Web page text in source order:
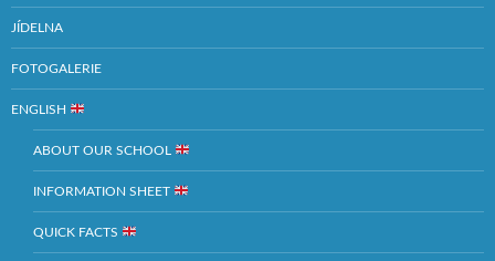
JÍDELNA
FOTOGALERIE
ENGLISH
ABOUT OUR SCHOOL
INFORMATION SHEET
QUICK FACTS